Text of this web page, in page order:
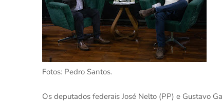
Fotos: Pedro Santos.
Os deputados federais José Nelto (PP) e Gustavo